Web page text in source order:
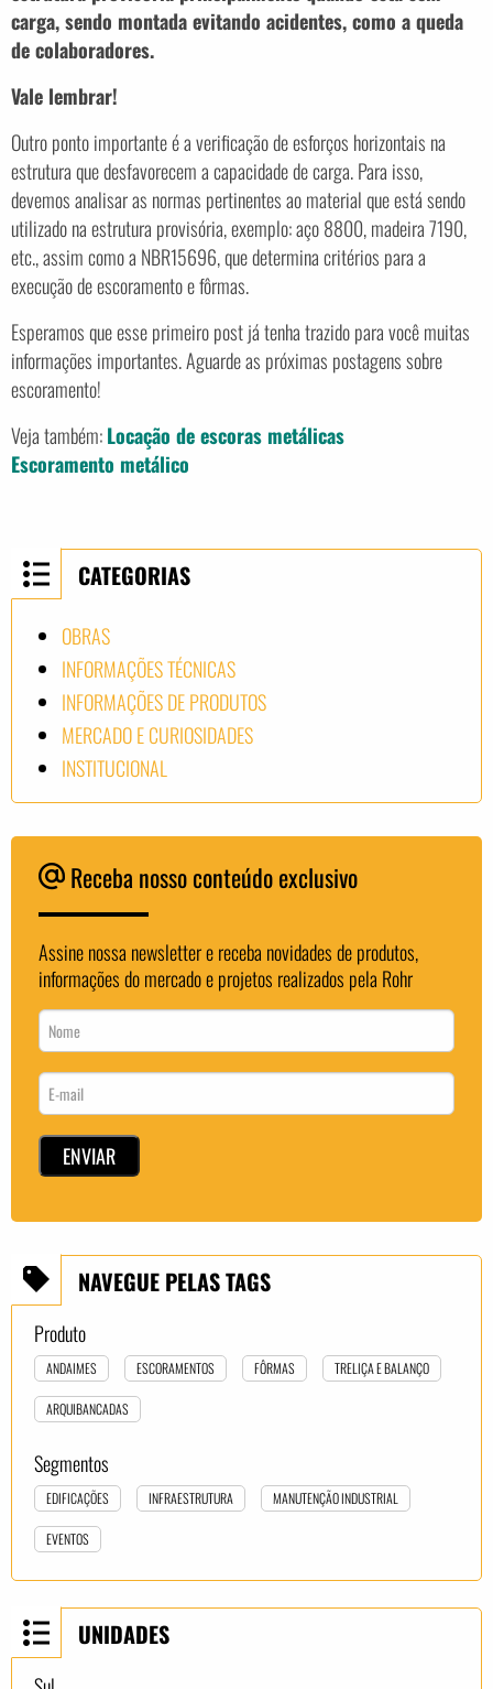
carga, sendo montada evitando acidentes, como a queda
de colaboradores.
Vale lembrar!
Outro ponto importante é a verificação de esforços horizontais na
estrutura que desfavorecem a capacidade de carga. Para isso,
devemos analisar as normas pertinentes ao material que está sendo
utilizado na estrutura provisória, exemplo: aço 8800, madeira 7190,
etc., assim como a NBR15696, que determina critérios para a
execução de escoramento e fôrmas.
Esperamos que esse primeiro post já tenha trazido para você muitas
informações importantes. Aguarde as próximas postagens sobre
escoramento!
Veja também:Locação de escoras metálicas
Escoramento metálico
CATEGORIAS
OBRAS
INFORMAÇÕES TÉCNICAS
INFORMAÇÕES DE PRODUTOS
MERCADO E CURIOSIDADES
INSTITUCIONAL
Receba nosso conteúdo exclusivo
Assine nossa newsletter e receba novidades de produtos,
informações do mercado e projetos realizados pela Rohr
NAVEGUE PELAS TAGS
Produto
ANDAIMES ESCORAMENTOS FÔRMAS TRELIÇA E BALANÇO
ARQUIBANCADAS
Segmentos
EDIFICAÇÕES INFRAESTRUTURA MANUTENÇÃO INDUSTRIAL
EVENTOS
UNIDADES